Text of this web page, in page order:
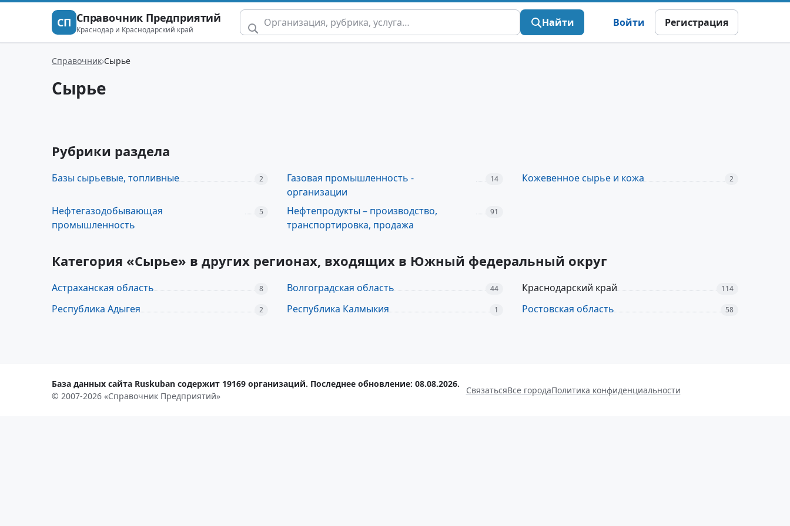
СП Справочник Предприятий
Краснодар и Краснодарский край
Найти Войти Регистрация
Справочник Сырье
Сырье
Рубрики раздела
Базы сырьевые, топливные 2
Газовая промышленность -
организации
14 Кожевенное сырье и кожа 2
Нефтегазодобывающая
промышленность
5
Нефтепродукты – производство,
транспортировка, продажа
91
Категория «Сырье» в других регионах, входящих в Южный федеральный округ
Астраханская область 8 Волгоградская область 44 Краснодарский край 114
Республика Адыгея 2 Республика Калмыкия 1 Ростовская область 58
База данных сайта Ruskuban содержит 19169 организаций. Последнее обновление: 08.08.2026.
© 2007-2026 «Справочник Предприятий»
СвязатьсяВсе городаПолитика конфиденциальности